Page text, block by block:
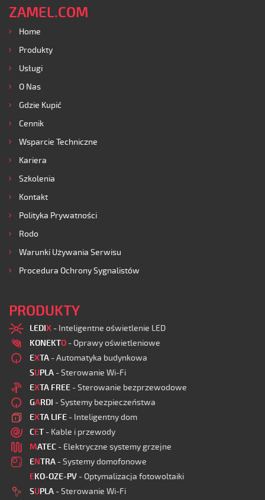
ZAMEL.COM
Home
Produkty
Usługi
O Nas
Gdzie Kupić
Cennik
Wsparcie Techniczne
Kariera
Szkolenia
Kontakt
Polityka Prywatności
Rodo
Warunki Używania Serwisu
Procedura Ochrony Sygnalistów
PRODUKTY
LEDIX - Inteligentne oświetlenie LED
KONEKTO - Oprawy oświetleniowe
EXTA - Automatyka budynkowa
SUPLA - Sterowanie Wi-Fi
EXTA FREE - Sterowanie bezprzewodowe
GARDI - Systemy bezpieczeństwa
EXTA LIFE - Inteligentny dom
CET - Kable i przewody
MATEC - Elektryczne systemy grzejne
ENTRA - Systemy domofonowe
EKO-OZE-PV - Optymalizacja fotowoltaiki
SUPLA - Sterowanie Wi-Fi